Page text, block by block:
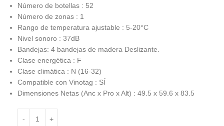
Número de botellas : 52
Número de zonas : 1
Rango de temperatura ajustable : 5-20°C
Nivel sonoro : 37dB
Bandejas: 4 bandejas de madera Deslizante.
Clase energética : F
Clase climática : N (16-32)
Compatible con Vinotag : SÍ
Dimensiones Netas (Anc x Pro x Alt) : 49.5 x 59.6 x 83.5